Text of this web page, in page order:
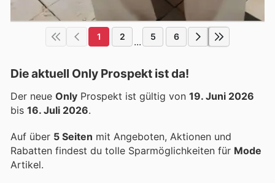
1 2 ... 5 6
Die aktuell Only Prospekt ist da!
Der neue Only Prospekt ist gültig von 19. Juni 2026
bis 16. Juli 2026.
Auf über 5 Seiten mit Angeboten, Aktionen und
Rabatten findest du tolle Sparmöglichkeiten für Mode
Artikel.